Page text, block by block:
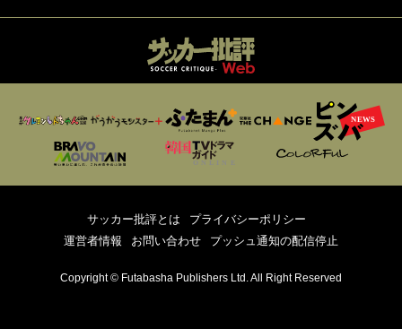
サッカー批評とは
プライバシーポリシー
運営者情報
お問い合わせ プッシュ通知の配信停止
Copyright © Futabasha Publishers Ltd. All Right Reserved